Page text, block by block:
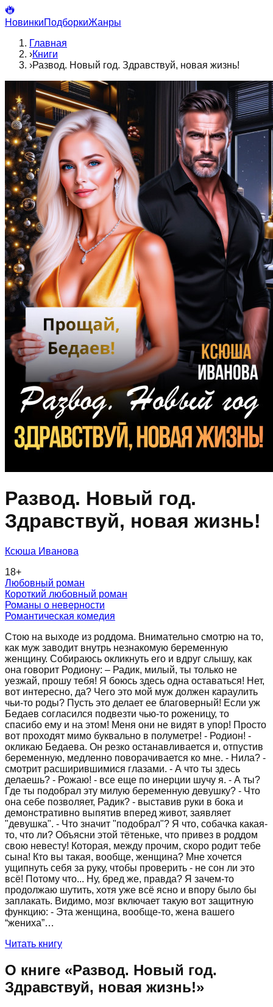
НовинкиПодборкиЖанры
Главная
›Книги
›Развод. Новый год. Здравствуй, новая жизнь!
Развод. Новый год.
Здравствуй, новая жизнь!
Ксюша Иванова
18+
Любовный роман
Короткий любовный роман
Романы о неверности
Романтическая комедия
Стою на выходе из роддома. Внимательно смотрю на то,
как муж заводит внутрь незнакомую беременную
женщину. Собираюсь окликнуть его и вдруг слышу, как
она говорит Родиону: – Радик, милый, ты только не
уезжай, прошу тебя! Я боюсь здесь одна оставаться! Нет,
вот интересно, да? Чего это мой муж должен караулить
чьи-то роды? Пусть это делает ее благоверный! Если уж
Бедаев согласился подвезти чью-то роженицу, то
спасибо ему и на этом! Меня они не видят в упор! Просто
вот проходят мимо буквально в полуметре! - Родион! -
окликаю Бедаева. Он резко останавливается и, отпустив
беременную, медленно поворачивается ко мне. - Нила? -
смотрит расширившимися глазами. - А что ты здесь
делаешь? - Рожаю! - все еще по инерции шучу я. - А ты?
Где ты подобрал эту милую беременную девушку? - Что
она себе позволяет, Радик? - выставив руки в бока и
демонстративно выпятив вперед живот, заявляет
"девушка". - Что значит "подобрал"? Я что, собачка какая-
то, что ли? Объясни этой тётеньке, что привез в роддом
свою невесту! Которая, между прочим, скоро родит тебе
сына! Кто вы такая, вообще, женщина? Мне хочется
ущипнуть себя за руку, чтобы проверить - не сон ли это
всё! Потому что... Ну, бред же, правда? Я зачем-то
продолжаю шутить, хотя уже всё ясно и впору было бы
заплакать. Видимо, мозг включает такую вот защитную
функцию: - Эта женщина, вообще-то, жена вашего
“жениха”…
Читать книгу
О книге «Развод. Новый год.
Здравствуй, новая жизнь!»